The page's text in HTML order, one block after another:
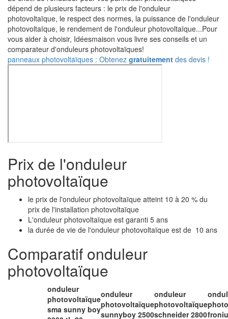
dépend de plusieurs facteurs : le prix de l'onduleur
photovoltaïque, le respect des normes, la puissance de l'onduleur
photovoltaïque, le rendement de l'onduleur photovoltaïque...Pour
vous aider à choisir, Idéesmaison vous livre ses conseils et un
comparateur d'onduleurs photovoltaïques!
panneaux photovoltaïques : Obtenez gratuitement des devis !
Prix de l'onduleur
photovoltaïque
le prix de l'onduleur photovoltaïque atteint 10 à 20 % du
prix de l'installation photovoltaïque
L'onduleur photovoltaïque est garanti 5 ans
la durée de vie de l'onduleur photovoltaïque est de 10 ans
Comparatif onduleur
photovoltaïque
onduleur
photovoltaïque
sma sunny boy
onduleur
photovoltaïque
sunnyboy 2500
onduleur
photovoltaïque
schneider 2800